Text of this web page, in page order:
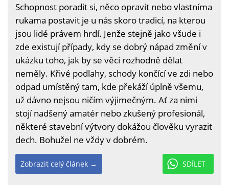
Schopnost poradit si, něco opravit nebo vlastníma
rukama postavit je u nás skoro tradicí, na kterou
jsou lidé právem hrdí. Jenže stejně jako všude i
zde existují případy, kdy se dobrý nápad změní v
ukázku toho, jak by se věci rozhodně dělat
neměly. Křivé podlahy, schody končící ve zdi nebo
odpad umístěný tam, kde překáží úplně všemu,
už dávno nejsou ničím výjimečným. Ať za nimi
stojí nadšený amatér nebo zkušený profesionál,
některé stavební výtvory dokážou člověku vyrazit
dech. Bohužel ne vždy v dobrém.
SDÍLET
Zobrazit celý článek →